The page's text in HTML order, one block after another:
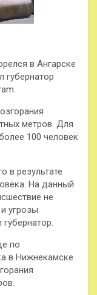
в Ангарске
губернатор
метров. Для
100 человек
в результате
На данный
не
угрозы
по
в Нижнекамске